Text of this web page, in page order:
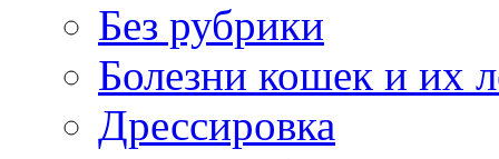
Без рубрики
Болезни кошек и их
Дрессировка